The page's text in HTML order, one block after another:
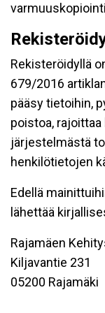
Rekisteröidyllä
679/2016
pääsy tietoihin,
poistoa,
järjestelmästä
henkilötietojen
Edellä
lähettää
Rajamäen
Kiljavantie 231
05200 Rajamäki